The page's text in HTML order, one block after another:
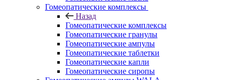
Гомеопатические комплексы
Назад
Гомеопатические комплексы
Гомеопатические гранулы
Гомеопатические ампулы
Гомеопатические таблетки
Гомеопатические капли
Гомеопатические сиропы